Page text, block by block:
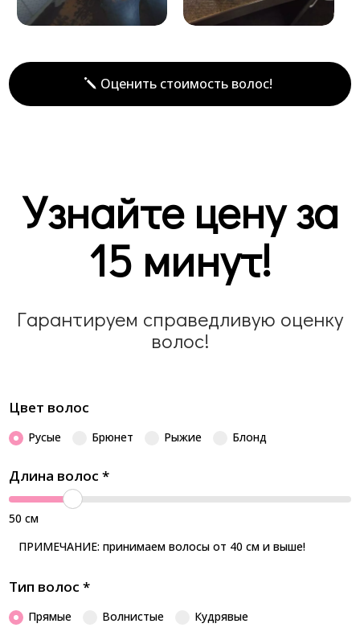
Оценить стоимость волос!
Узнайте цену за
15 минут!
Гарантируем справедливую оценку
волос!
Цвет волос
Русые Брюнет Рыжие Блонд
Длина волос*
50 см
ПРИМЕЧАНИЕ: принимаем волосы от 40 см и выше!
Тип волос*
Прямые Волнистые Кудрявые